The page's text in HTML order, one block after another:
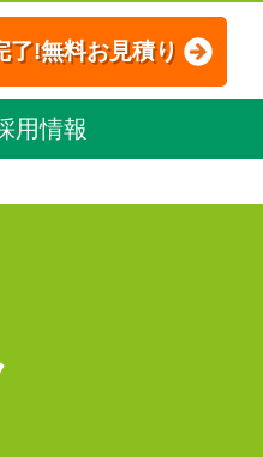
了!無料お見積り
用情報